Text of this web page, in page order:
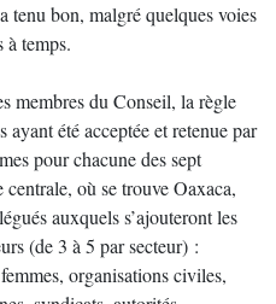
tenu bon, malgré quelques voies
à temps.
membres du Conseil, la règle
été acceptée et retenue par
pour chacune des sept
où se trouve Oaxaca,
auxquels s’ajouteront les
(de 3 à 5 par secteur) :
organisations civiles,